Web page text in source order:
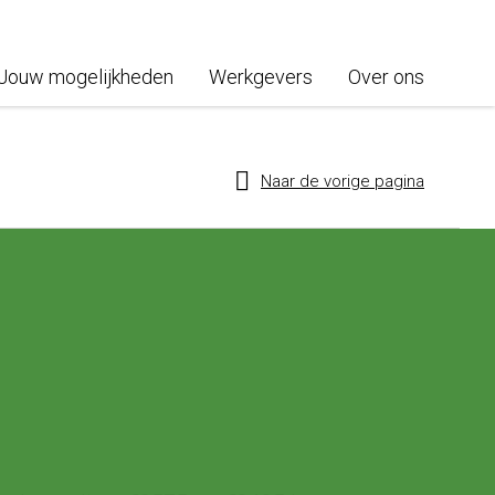
mogelijkheden Werkgevers Over ons
Naar de vorige pagina